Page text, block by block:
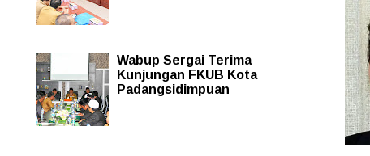
Wabup Sergai Terima
Kunjungan FKUB Kota
Padangsidimpuan